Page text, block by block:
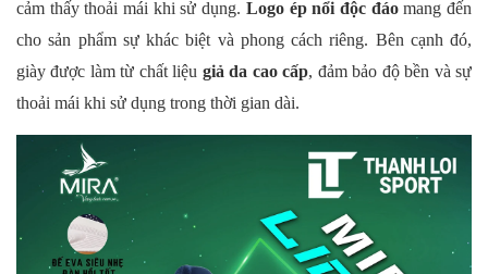
cảm thấy thoải mái khi sử dụng. Logo ép nổi độc đáomang đến
cho sản phẩm sự khác biệt và phong cách riêng. Bên cạnh đó,
giày được làm từ chất liệu giả da cao cấp, đảm bảo độ bền và sự
thoải mái khi sử dụng trong thời gian dài.